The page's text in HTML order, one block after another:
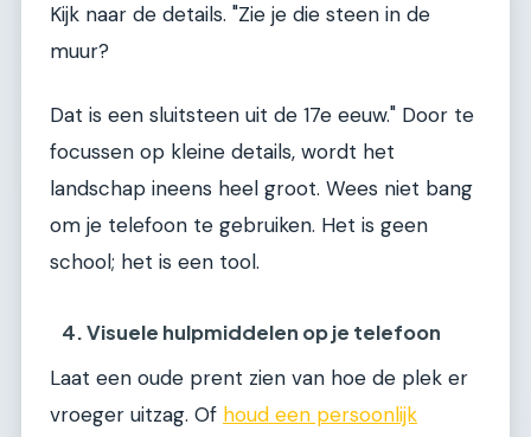
Kijk naar de details. "Zie je die steen in de
muur?
Dat is een sluitsteen uit de 17e eeuw." Door te
focussen op kleine details, wordt het
landschap ineens heel groot. Wees niet bang
om je telefoon te gebruiken. Het is geen
school; het is een tool.
4. Visuele hulpmiddelen op je telefoon
Laat een oude prent zien van hoe de plek er
vroeger uitzag. Of houd een persoonlijk